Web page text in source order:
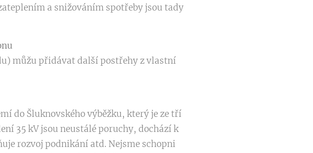
a snižováním spotřeby jsou tady
můžu přidávat další postřehy z vlastní
do Šluknovského výběžku, který je ze tří
35 kV jsou neustálé poruchy, dochází k
rozvoj podnikání atd. Nejsme schopni